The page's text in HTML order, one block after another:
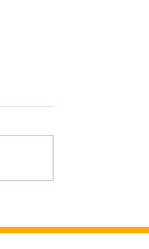
tributação de PIS e